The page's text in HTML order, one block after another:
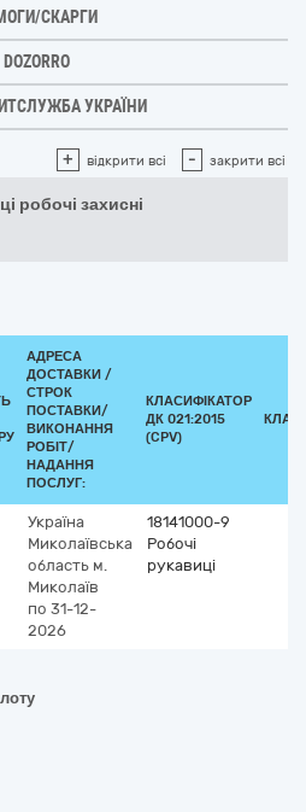
СКАРГИ
DOZORRO
УКРАЇНИ
+ відкрити всі - закрити всі
робочі захисні
АДРЕСА
ДОСТАВКИ /
СТРОК
ПОСТАВКИ/
ВИКОНАННЯ
РОБІТ/
НАДАННЯ
ПОСЛУГ:
КЛАСИФІКАТОР
ДК 021:2015
(CPV)
Україна
Миколаївська
область м.
Миколаїв
по 31-12-
2026
18141000-9
Робочі
рукавиці